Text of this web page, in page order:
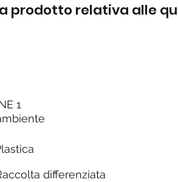
prodotto relativa alle
1
differenziata